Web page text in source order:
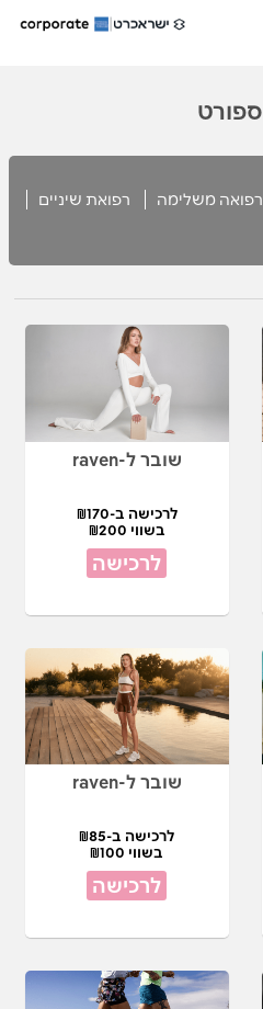
ספורט
רפואה משלימה
רפואת שיניים
שובר ל-raven
לרכישה ב-₪170
בשווי ₪200
לרכישה
שובר ל-raven
לרכישה ב-₪85
בשווי ₪100
לרכישה